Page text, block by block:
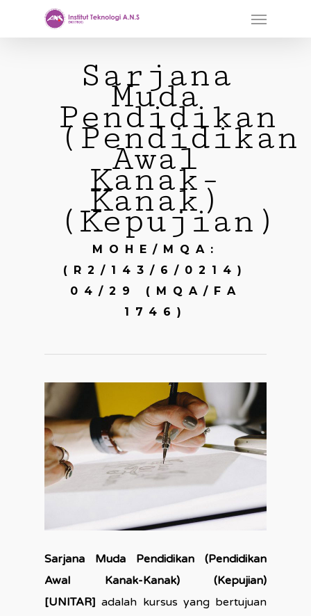
Menu
Sarjana
Muda
Pendidikan
(Pendidikan
Awal
Kanak-
Kanak)
(Kepujian)
MOHE/MQA:
(R2/143/6/0214)
04/29 (MQA/FA
1746)
Sarjana Muda Pendidikan (Pendidikan
Awal Kanak-Kanak) (Kepujian)
[UNITAR] adalah kursus yang bertujuan